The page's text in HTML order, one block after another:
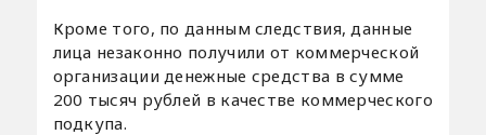
Кроме того, по данным следствия, данные
лица незаконно получили от коммерческой
организации денежные средства в сумме
200 тысяч рублей в качестве коммерческого
подкупа.